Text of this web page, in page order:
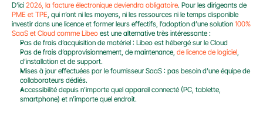
D’ici 2026, la facture électronique deviendra obligatoire
PME et TPE, qui n’ont ni les moyens, ni les ressources ni le temps disponible
investir dans une licence et former leurs effectifs, l’adoption d’une solution 100%
SaaS et Cloud comme Libeo est une alternative très intéressante :
Pas de frais d’acquisition de matériel : Libeo est hébergé sur le Cloud
Pas de frais d’approvisionnement, de maintenance, de licence de logiciel,
d’installation et de support.
Mises à jour effectuées par le fournisseur SaaS : pas besoin d’une équipe de
collaborateurs dédiés.
Accessibilité depuis n’importe quel appareil connecté (PC, tablette,
smartphone) et n’importe quel endroit.